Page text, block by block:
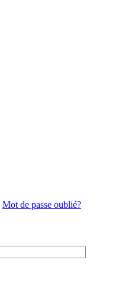
Mot de passe oublié?